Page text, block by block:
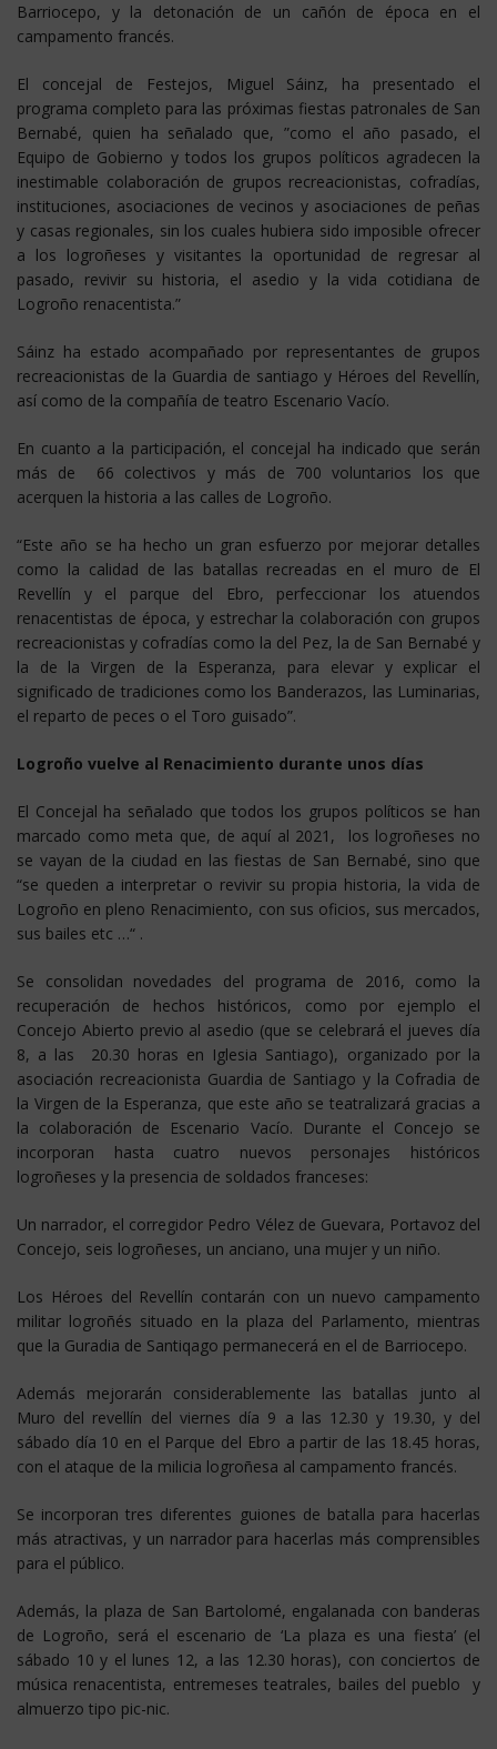
Barriocepo, y la detonación de un cañón de época en el
campamento francés.
El concejal de Festejos, Miguel Sáinz, ha presentado el
programa completo para las próximas fiestas patronales de San
Bernabé, quien ha señalado que, ”como el año pasado, el
Equipo de Gobierno y todos los grupos políticos agradecen la
inestimable colaboración de grupos recreacionistas, cofradías,
instituciones, asociaciones de vecinos y asociaciones de peñas
y casas regionales, sin los cuales hubiera sido imposible ofrecer
a los logroñeses y visitantes la oportunidad de regresar al
pasado, revivir su historia, el asedio y la vida cotidiana de
Logroño renacentista.”
Sáinz ha estado acompañado por representantes de grupos
recreacionistas de la Guardia de santiago y Héroes del Revellín,
así como de la compañía de teatro Escenario Vacío.
En cuanto a la participación, el concejal ha indicado que serán
más de 66 colectivos y más de 700 voluntarios los que
acerquen la historia a las calles de Logroño.
“Este año se ha hecho un gran esfuerzo por mejorar detalles
como la calidad de las batallas recreadas en el muro de El
Revellín y el parque del Ebro, perfeccionar los atuendos
renacentistas de época, y estrechar la colaboración con grupos
recreacionistas y cofradías como la del Pez, la de San Bernabé y
la de la Virgen de la Esperanza, para elevar y explicar el
significado de tradiciones como los Banderazos, las Luminarias,
el reparto de peces o el Toro guisado”.
Logroño vuelve al Renacimiento durante unos días
El Concejal ha señalado que todos los grupos políticos se han
marcado como meta que, de aquí al 2021, los logroñeses no
se vayan de la ciudad en las fiestas de San Bernabé, sino que
“se queden a interpretar o revivir su propia historia, la vida de
Logroño en pleno Renacimiento, con sus oficios, sus mercados,
sus bailes etc …“ .
Se consolidan novedades del programa de 2016, como la
recuperación de hechos históricos, como por ejemplo el
Concejo Abierto previo al asedio (que se celebrará el jueves día
8, a las 20.30 horas en Iglesia Santiago), organizado por la
asociación recreacionista Guardia de Santiago y la Cofradia de
la Virgen de la Esperanza, que este año se teatralizará gracias a
la colaboración de Escenario Vacío. Durante el Concejo se
incorporan hasta cuatro nuevos personajes históricos
logroñeses y la presencia de soldados franceses:
Un narrador, el corregidor Pedro Vélez de Guevara, Portavoz del
Concejo, seis logroñeses, un anciano, una mujer y un niño.
Los Héroes del Revellín contarán con un nuevo campamento
militar logroñés situado en la plaza del Parlamento, mientras
que la Guradia de Santiqago permanecerá en el de Barriocepo.
Además mejorarán considerablemente las batallas junto al
Muro del revellín del viernes día 9 a las 12.30 y 19.30, y del
sábado día 10 en el Parque del Ebro a partir de las 18.45 horas,
con el ataque de la milicia logroñesa al campamento francés.
Se incorporan tres diferentes guiones de batalla para hacerlas
más atractivas, y un narrador para hacerlas más comprensibles
para el público.
Además, la plaza de San Bartolomé, engalanada con banderas
de Logroño, será el escenario de ‘La plaza es una fiesta’ (el
sábado 10 y el lunes 12, a las 12.30 horas), con conciertos de
música renacentista, entremeses teatrales, bailes del pueblo y
almuerzo tipo pic-nic.